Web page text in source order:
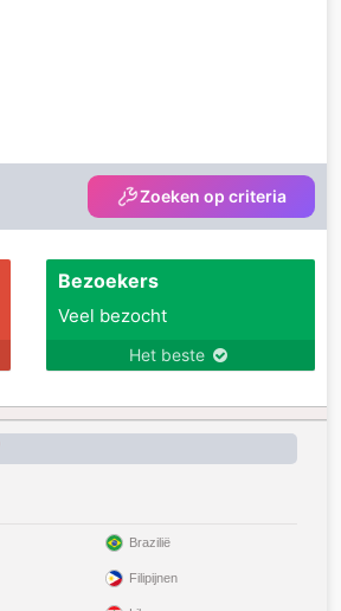
Zoeken op criteria
Bezoekers
Veel bezocht
Het beste
Brazilië
Filipijnen